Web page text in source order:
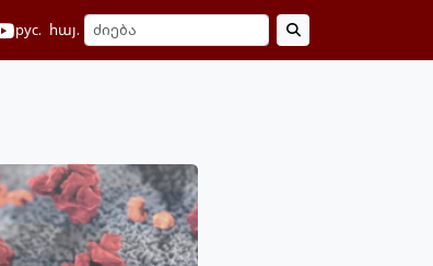
рус. հայ.